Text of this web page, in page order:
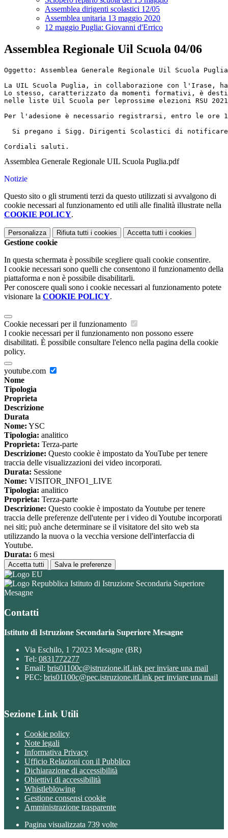
Assemblea dirigenti scolastici 12/05
Assemblea unitaria 13 maggio 2020
12 maggio Puglia: Giovanni d'Errico
Assemblea Regionale Uil Scuola 04/06
Oggetto: Assemblea Generale Regionale Uil Scuola
La UIL Scuola Puglia, in collaborazione con
Lo stesso, caratterizzato da momenti formativi, è
nelle liste Uil Scuola per leprossime elezioni RSU
Per l'adesione è necessario registrarsi, entro le ore
Si pregano i Sigg. Dirigenti Scolastici di
Cordiali saluti.
Assemblea Generale Regionale UIL Scuola Puglia.pdf
Notizie
Questo sito o gli strumenti terzi da questo utilizzati si avvalgono di
cookie necessari al funzionamento ed utili alle finalità illustrate nella
COOKIE POLICY.
Personalizza Rifiuta tutti i cookies Accetta tutti i cookies
Gestione cookie
In questa schermata è possibile scegliere quali cookie consentire.
I cookie necessari sono quelli che consentono il funzionamento della
piattaforma e non è possibile disabilitarli.
Per conoscere quali sono i cookie necessari al funzionamento potete
visionare la COOKIE POLICY.
Cookie necessari per il funzionamento
I cookie necessari per il funzionamento non possono essere
disabilitati. È possibile consultare l'elenco nella pagina della cookie
policy.
youtube.com
Nome
Tipologia
Proprieta
Descrizione
Durata
Nome: YSC
Tipologia: analitico
Proprieta: Terza-parte
Descrizione: Questo cookie è impostato da YouTube per tenere
traccia delle visualizzazioni dei video incorporati.
Durata: Sessione
Nome: VISITOR_INFO1_LIVE
Tipologia: analitico
Proprieta: Terza-parte
Descrizione: Questo cookie è impostato da Youtube per tenere
traccia delle preferenze dell'utente per i video di Youtube incorporati
nei siti; può anche determinare se il visitatore del sito web sta
utilizzando la nuova o la vecchia versione dell'interfaccia di
Youtube.
Durata: 6 mesi
Accetta tutti Salva le preferenze
Istituto di Istruzione Secondaria Superiore
Mesagne
Contatti
Istituto di Istruzione Secondaria Superiore Mesagne
Via Eschilo, 1 72023 Mesagne (BR)
Tel: 0831772277
Email: bris01100c@istruzione.itLink per inviare una mail
PEC: bris01100c@pec.istruzione.itLink per inviare una mail
Sezione Link Utili
Cookie policy
Note legali
Informativa Privacy
Ufficio Relazioni con il Pubblico
Dichiarazione di accessibilità
Obiettivi di accessibilità
Whistleblowing
Gestione consensi cookie
Amministrazione trasparente
Pagina visualizzata 739 volte